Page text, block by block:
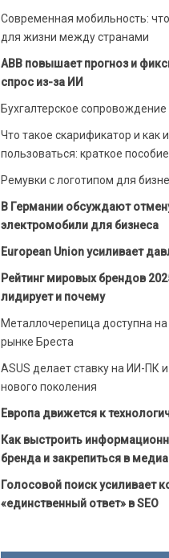
Современная мобильность:
для жизни между странами
ABB повышает прогноз и
спрос из-за ИИ
Бухгалтерское
Что такое скарификатор и как
пользоваться: краткое
Ремувки с логотипом для
В Германии обсуждают
электромобили для бизнеса
European Union усиливает
Рейтинг мировых брендов
лидирует и почему
Металлочерепица доступна
рынке Бреста
ASUS делает ставку на ИИ-ПК
нового поколения
Европа движется к
Как выстроить
бренда и закрепиться в
Голосовой поиск усиливает
«единственный ответ» в SEO